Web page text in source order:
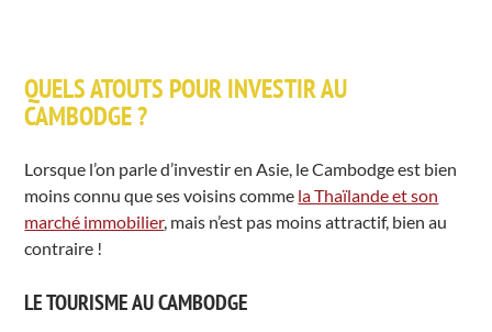
QUELS ATOUTS POUR INVESTIR AU
CAMBODGE ?
Lorsque l’on parle d’investir en Asie, le Cambodge est bien
moins connu que ses voisins comme la Thaïlande et son
marché immobilier, mais n’est pas moins attractif, bien au
contraire !
LE TOURISME AU CAMBODGE